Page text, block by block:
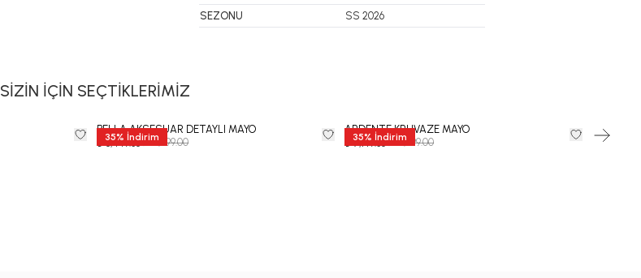
SEZONU
SS 2026
SİZİN İÇİN SEÇTİKLERİMİZ
35% İndirim
BELLA AKSESUAR DETAYLI MAYO
₺ 8,449.35₺ 12,999.00 35% İndirim
ARDENTE KRUVAZE MAYO
₺ 7,149.35₺ 10,999.00
Albasole
₺ 14,999.00